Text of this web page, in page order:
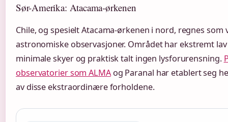
Sør-Amerika: Atacama-ørkenen
Chile, og spesielt Atacama-ørkenen i nord, regnes
astronomiske observasjoner. Området har ekstremt
minimale skyer og praktisk talt ingen lysforurensning.
observatorier som ALMAog Paranal har etablert seg
av disse ekstraordinære forholdene.